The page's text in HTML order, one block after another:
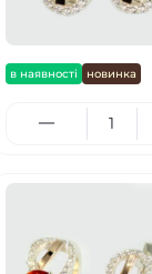
в наявності новинка